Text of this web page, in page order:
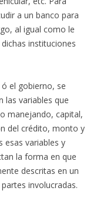
a un banco para
al igual como le
instituciones
el gobierno, se
las variables que
manejando, capital,
del crédito, monto y
esas variables y
la forma en que
descritas en un
involucradas.